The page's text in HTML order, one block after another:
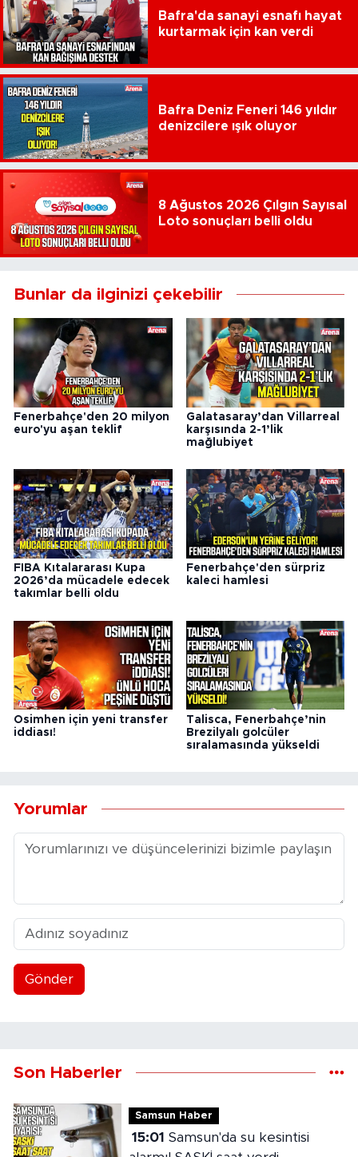
Bafra'da sanayi esnafı hayat
kurtarmak için kan verdi
Bafra Deniz Feneri 146 yıldır
denizcilere ışık oluyor
8 Ağustos 2026 Çılgın Sayısal
Loto sonuçları belli oldu
Bunlar da ilginizi çekebilir
Fenerbahçe'den 20 milyon
euro'yu aşan teklif
Galatasaray’dan Villarreal
karşısında 2-1’lik
mağlubiyet
FIBA Kıtalararası Kupa
2026’da mücadele edecek
takımlar belli oldu
Fenerbahçe'den sürpriz
kaleci hamlesi
Osimhen için yeni transfer
iddiası!
Talisca, Fenerbahçe’nin
Brezilyalı golcüler
sıralamasında yükseldi
Yorumlar
Gönder
Son Haberler
Samsun Haber
15:01